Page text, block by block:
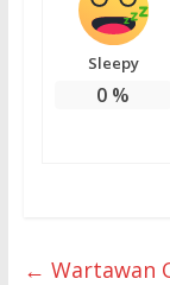
Sleepy
0 %
← Wartawan